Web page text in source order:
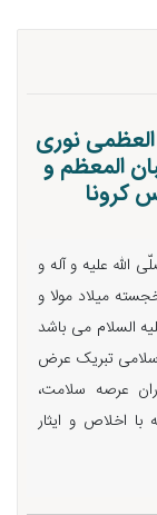
نوری
المعظم و
علیه و آله و
میلاد مولا و
السلام می باشد
تبریک عرض
عرصه سلامت،
اخلاص و ایثار